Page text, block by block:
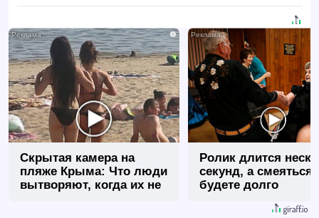
i
Скрытая камера на
пляже Крыма: Что люди
вытворяют, когда их не
Ролик длится
секунд, а смеяться
будете долго